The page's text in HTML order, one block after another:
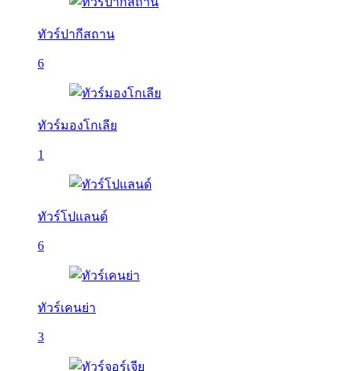
ทัวร์ปากีสถาน
6
ทัวร์มองโกเลีย
1
ทัวร์โปแลนด์
6
ทัวร์เคนย่า
3